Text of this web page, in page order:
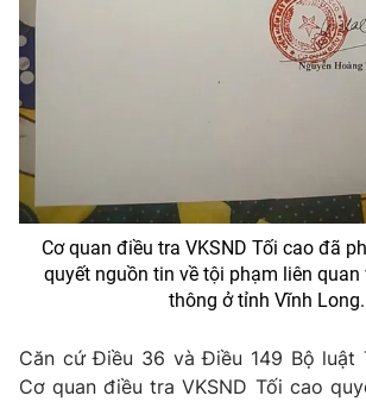
VTV9 VTV8
Liên hệ tòa soạn
THỜI BÁO VTV
Theo dõi báo trên
Cơ quan chủ quản:
Đài Truyền hình Việt
Cơ quan báo chí:Thời báo VTV
Cơ quan điều tra VKSND Tối cao đã
quyết nguồn tin về tội phạm liên
thông ở tỉnh Vĩnh Long.
Căn cứ Điều 36 và Điều 149 Bộ luật
Cơ quan điều tra VKSND Tối cao